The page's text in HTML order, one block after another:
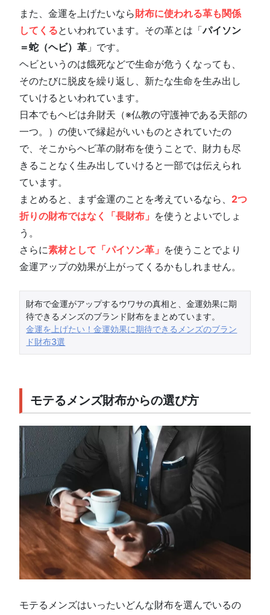
また、金運を上げたいなら財布に使われる革も関係
してくるといわれています。その革とは「パイソン
＝蛇（ヘビ）革 」です。
ヘビというのは餓死などで生命が危うくなっても、
そのたびに脱皮を繰り返し、新たな生命を生み出し
ていけるといわれています。
日本でもヘビは弁財天（※仏教の守護神である天部の
一つ。）の使いで縁起がいいものとされていたの
で、そこからヘビ革の財布を使うことで、財力も尽
きることなく生み出していけると一部では伝えられ
ています。
まとめると、まず金運のことを考えているなら、 2つ
折りの財布ではなく「長財布」 を使うとよいでしょ
う。
さらに素材として「パイソン革」 を使うことでより
金運アップの効果が上がってくるかもしれません。
財布で金運がアップするウワサの真相と、金運効果に期
待できるメンズのブランド財布をまとめています。
金運を上げたい！金運効果に期待できるメンズのブラン
ド財布3選
モテるメンズ財布からの選び方
モテるメンズはいったいどんな財布を選んでいるの